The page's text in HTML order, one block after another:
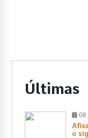
Últimas
08
o